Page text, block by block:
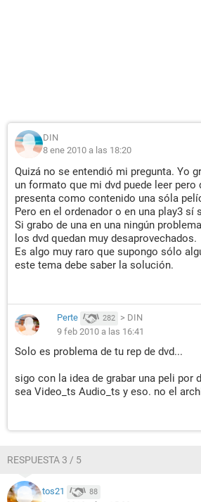
DIN
8 ene 2010 a las 18:20
Quizá no se entendió mi pregunta. Yo
un formato que mi dvd puede leer
presenta como contenido una sóla
Pero en el ordenador o en una play3 sí
Si grabo de una en una ningún
los dvd quedan muy desaprovechados.
Es algo muy raro que supongo sólo
este tema debe saber la solución.
Perte 282 > DIN
9 feb 2010 a las 16:41
Solo es problema de tu rep de dvd...
sigo con la idea de grabar una peli por
sea Video_ts Audio_ts y eso. no el
RESPUESTA 3 / 5
tos21 88